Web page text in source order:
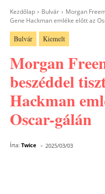
Kezdőlap Bulvár
Morgan
Gene Hackman emléke előtt az
Bulvár Kiemelt
Morgan
beszéddel
Hackman
Oscar-gálán
Írta: Twice - 2025/03/03